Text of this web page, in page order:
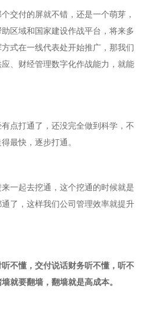
交付的屏就不错，还是一个萌芽，
区域和国家建设作战平台，将来多
式在一线代表处开始推广，那我们
、财经管理数字化作战能力，就能
点打通了，还没完全做到科学，不
最快，逐步打通。
一起去挖通，这个挖通的时候就是
了，这样我们公司管理效率就提升
不懂，交付说话财务听不懂，听不
就要翻墙，翻墙就是高成本。